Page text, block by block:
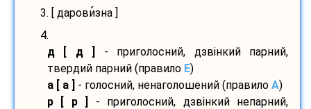
3. [ даровизна ]
4.
д [ д ]
- приголосний, дзвінкий парний,
твердий парний (правило E)
а [ а ]
- голосний, ненаголошений (правило A)
р [ р ]
- приголосний, дзвінкий непарний,